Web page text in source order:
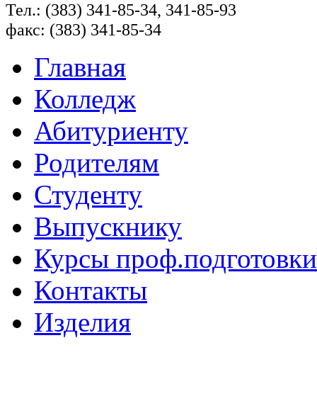
Тел.: (383) 341-85-34, 341-85-93
факс: (383) 341-85-34
Главная
Колледж
Абитуриенту
Родителям
Студенту
Выпускнику
Курсы проф.подготовки
Контакты
Изделия